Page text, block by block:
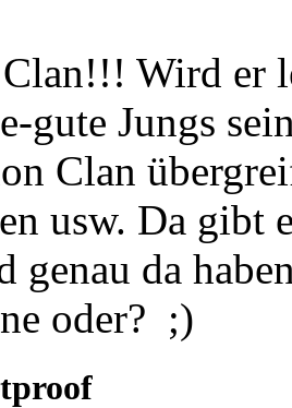
Wird er
gute Jungs
Clan
usw. Da gibt
genau da
oder? ;)